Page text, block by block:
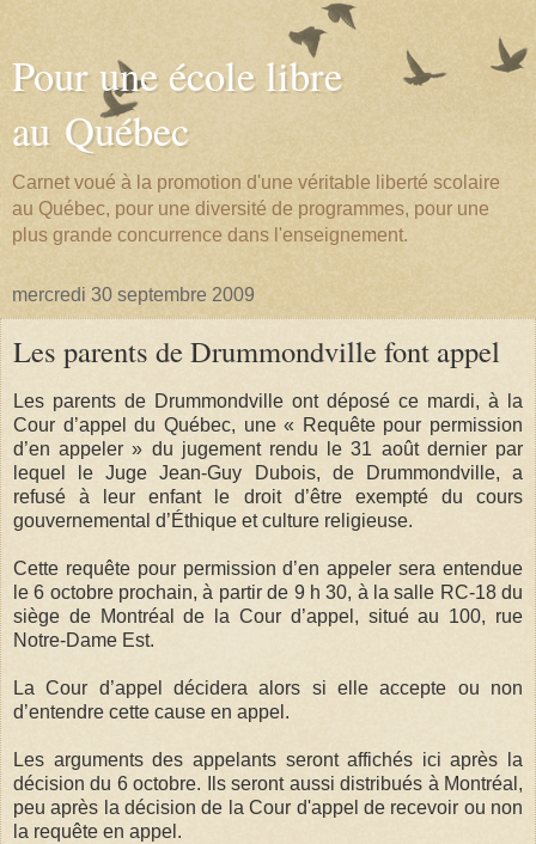
Pour une école libre
au Québec
Carnet voué à la promotion d'une véritable liberté scolaire
au Québec, pour une diversité de programmes, pour une
plus grande concurrence dans l'enseignement.
mercredi 30 septembre 2009
Les parents de Drummondville font appel
Les parents de Drummondville ont déposé ce mardi, à la
Cour d’appel du Québec, une « Requête pour permission
d’en appeler » du jugement rendu le 31 août dernier par
lequel le Juge Jean-Guy Dubois, de Drummondville, a
refusé à leur enfant le droit d’être exempté du cours
gouvernemental d’Éthique et culture religieuse.
Cette requête pour permission d’en appeler sera entendue
le 6 octobre prochain, à partir de 9 h 30, à la salle RC-18 du
siège de Montréal de la Cour d’appel, situé au 100, rue
Notre-Dame Est.
La Cour d’appel décidera alors si elle accepte ou non
d’entendre cette cause en appel.
Les arguments des appelants seront affichés ici après la
décision du 6 octobre. Ils seront aussi distribués à Montréal,
peu après la décision de la Cour d'appel de recevoir ou non
la requête en appel.